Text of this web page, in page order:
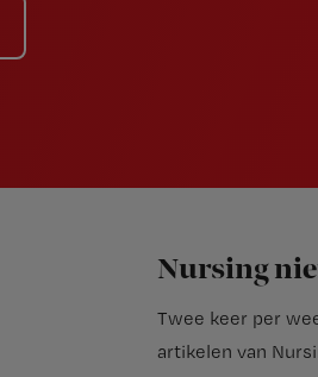
Nursing
Twee keer per
artikelen van